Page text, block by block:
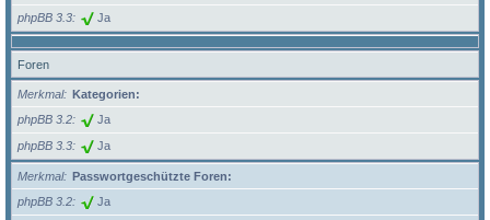
phpBB 3.3 Ja
Foren
Merkmal
Kategorien:
phpBB 3.2
Ja
phpBB 3.3 Ja
Merkmal
Passwortgeschützte Foren:
phpBB 3.2
Ja